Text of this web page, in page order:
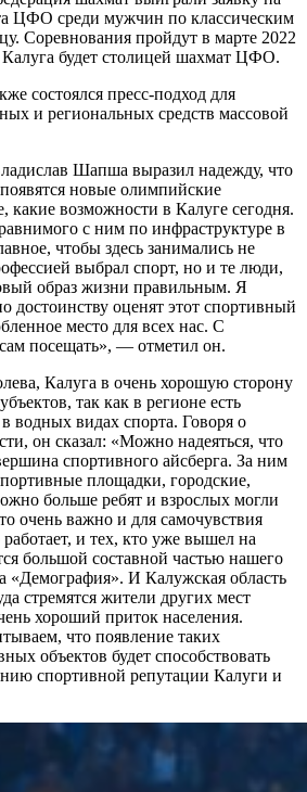
ЦФО среди мужчин по классическим
Соревнования пройдут в марте 2022
Калуга будет столицей шахмат ЦФО.
состоялся пресс-подход для
и региональных средств массовой
Шапша выразил надежду, что
новые олимпийские
возможности в Калуге сегодня.
с ним по инфраструктуре в
чтобы здесь занимались не
выбрал спорт, но и те люди,
образ жизни правильным. Я
достоинству оценят этот спортивный
место для всех нас. С
сам посещать», — отметил он.
Калуга в очень хорошую сторону
так как в регионе есть
водных видах спорта. Говоря о
он сказал: «Можно надеяться, что
спортивного айсберга. За ним
площадки, городские,
больше ребят и взрослых могли
очень важно и для самочувствия
и тех, кто уже вышел на
большой составной частью нашего
«Демография». И Калужская область
стремятся жители других мест
хороший приток населения.
что появление таких
объектов будет способствовать
спортивной репутации Калуги и